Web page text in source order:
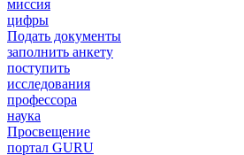
миссия
цифры
Подать документы
заполнить анкету
поступить
исследования
профессора
наука
Просвещение
портал GURU